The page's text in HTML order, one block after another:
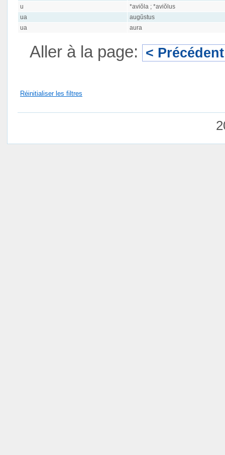
u
*aviŏla ; *aviŏlus
ua
augŭstus
ua
aura
Aller à la page: < Précédent
Réinitialiser les filtres